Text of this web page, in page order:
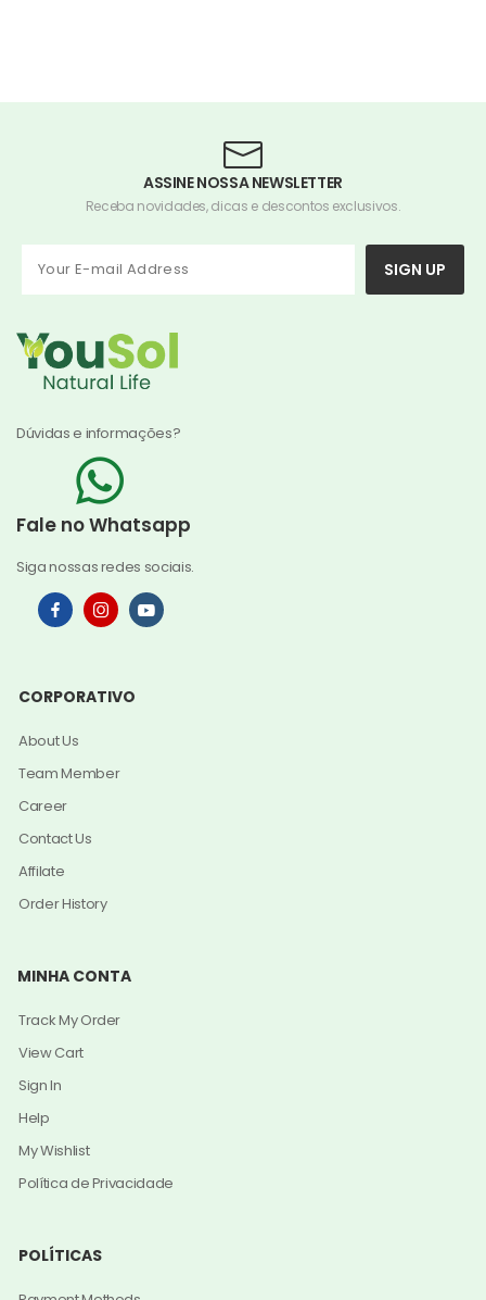
ASSINE NOSSA NEWSLETTER
Receba novidades, dicas e descontos exclusivos.
SIGN UP
Dúvidas e informações?
Fale no Whatsapp
Siga nossas redes sociais.
CORPORATIVO
About Us
Team Member
Career
Contact Us
Affilate
Order History
MINHA CONTA
Track My Order
View Cart
Sign In
Help
My Wishlist
Política de Privacidade
POLÍTICAS